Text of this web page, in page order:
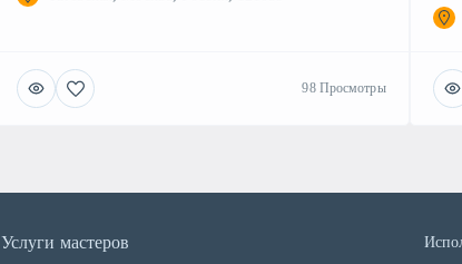
98 Просмотры
Услуги мастеров